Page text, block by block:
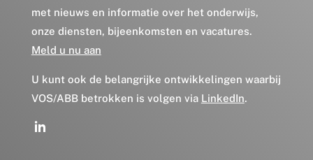
met nieuws en informatie over het onderwijs,
onze diensten, bijeenkomsten en vacatures.
Meld u nu aan
U kunt ook de belangrijke ontwikkelingen waarbij
VOS/ABB betrokken is volgen via LinkedIn.